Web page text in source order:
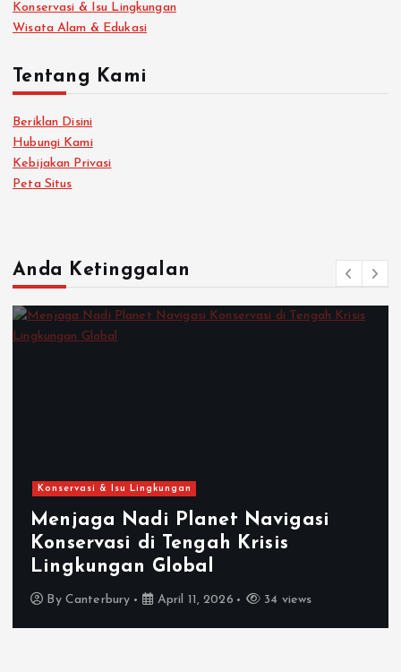
Konservasi & Isu Lingkungan
Wisata Alam & Edukasi
Tentang Kami
Beriklan Disini
Hubungi Kami
Kebijakan Privasi
Peta Situs
Anda Ketinggalan
Konservasi & Isu Lingkungan
Menjaga Nadi Planet Navigasi
Konservasi di Tengah Krisis
Lingkungan Global
By Canterbury April 11, 2026 34 views